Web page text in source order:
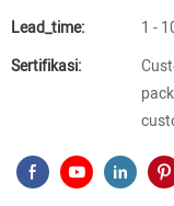
Lead_time:
1 -
Sertifikasi: